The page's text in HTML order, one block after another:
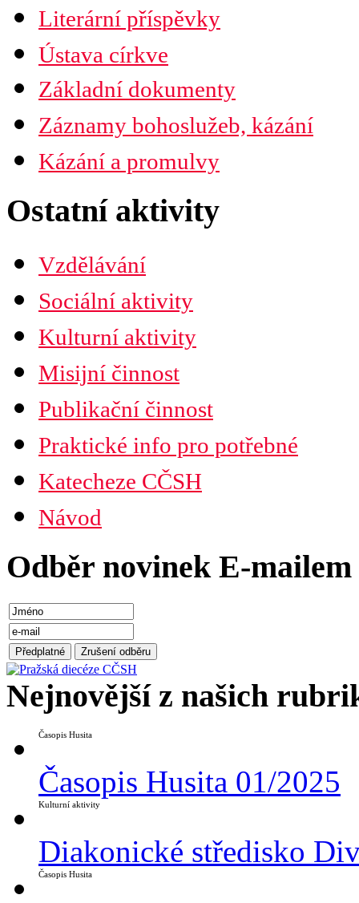
Předplatné
Literární příspěvky
Ústava církve
Preambule
Závěrečná ustanovení
Organizační uspořádání
Diecéze
Základní dokumenty
Záznamy bohoslužeb, kázání
Kázání a promulvy
Ostatní aktivity
Vzdělávání
Sociální aktivity
Kulturní aktivity
Misijní činnost
Publikační činnost
Praktické info pro potřebné
Katecheze CČSH
Návod
Odběr novinek E-mailem
Nejnovější z našich
Časopis Husita
Časopis Husita 01/2025
Kulturní aktivity
Diakonické středisko
Časopis Husita